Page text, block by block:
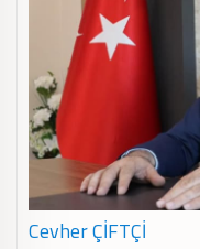
Cevher ÇİFTÇİ